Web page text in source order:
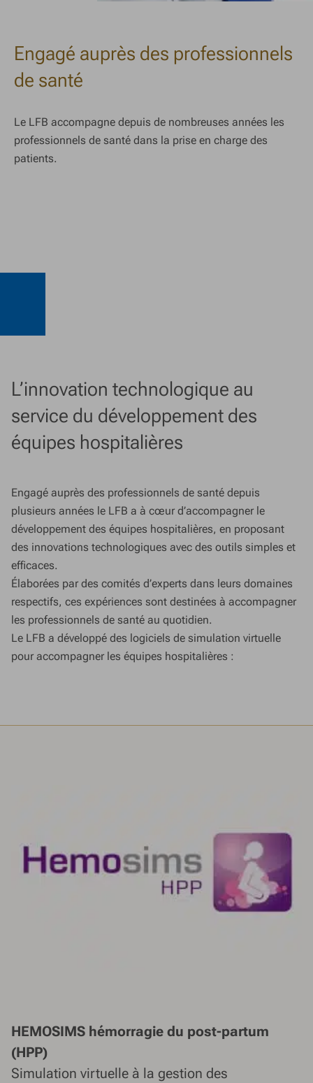
Engagé auprès des professionnels
de santé
Le LFB accompagne depuis de nombreuses années les
professionnels de santé dans la prise en charge des
patients.
L’innovation technologique au
service du développement des
équipes hospitalières
Engagé auprès des professionnels de santé depuis
plusieurs années le LFB a à cœur d’accompagner le
développement des équipes hospitalières, en proposant
des innovations technologiques avec des outils simples et
efficaces.
Élaborées par des comités d’experts dans leurs domaines
respectifs, ces expériences sont destinées à accompagner
les professionnels de santé au quotidien.
Le LFB a développé des logiciels de simulation virtuelle
pour accompagner les équipes hospitalières :
HEMOSIMS hémorragie du post-partum
(HPP)
Simulation virtuelle à la gestion des